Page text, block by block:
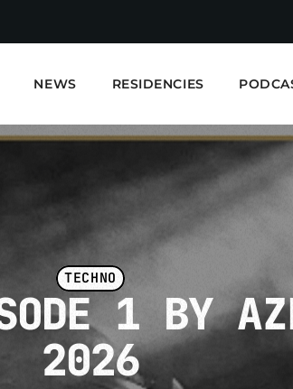
NEWS RESIDENCIES
E-Kwality Radio -
EN COURS DE LECTURE
TECHNO
1 BY
2026